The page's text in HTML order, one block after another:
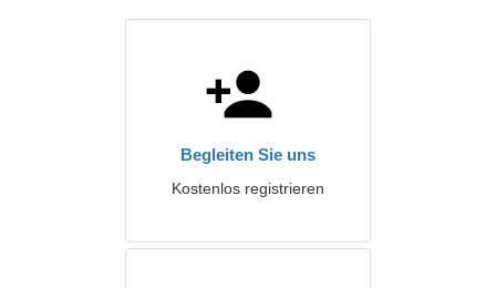
Begleiten Sie uns
Kostenlos registrieren